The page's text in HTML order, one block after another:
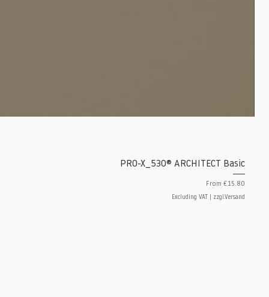
PRO-X_530® ARCHITECT Basic
From €15.80
Sale Price
Excluding VAT zzgl.Versand